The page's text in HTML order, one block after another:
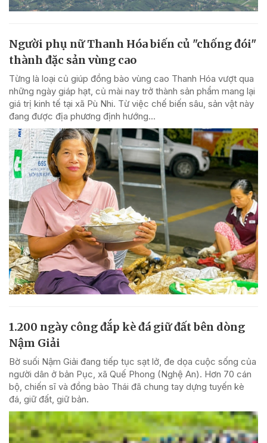
Người phụ nữ Thanh Hóa biến củ "chống đói"
thành đặc sản vùng cao
Từng là loại củ giúp đồng bào vùng cao Thanh Hóa vượt qua
những ngày giáp hạt, củ mài nay trở thành sản phẩm mang lại
giá trị kinh tế tại xã Pù Nhi. Từ việc chế biến sâu, sản vật này
đang được địa phương định hướng...
1.200 ngày công đắp kè đá giữ đất bên dòng
Nậm Giải
Bờ suối Nậm Giải đang tiếp tục sạt lở, đe dọa cuộc sống của
người dân ở bản Pục, xã Quế Phong (Nghệ An). Hơn 70 cán
bộ, chiến sĩ và đồng bào Thái đã chung tay dựng tuyến kè
đá, giữ đất, giữ bản.